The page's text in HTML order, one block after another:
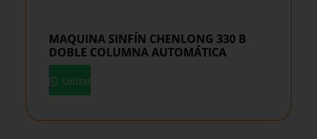
MAQUINA SINFÍN CHENLONG 330 B
DOBLE COLUMNA AUTOMÁTICA
Cotizar